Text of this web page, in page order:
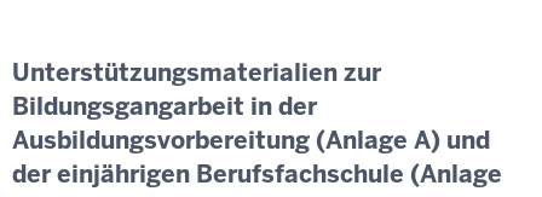
Unterstützungsmaterialien zur
Bildungsgangarbeit in der
Ausbildungsvorbereitung (Anlage A) und
der einjährigen Berufsfachschule (Anlage